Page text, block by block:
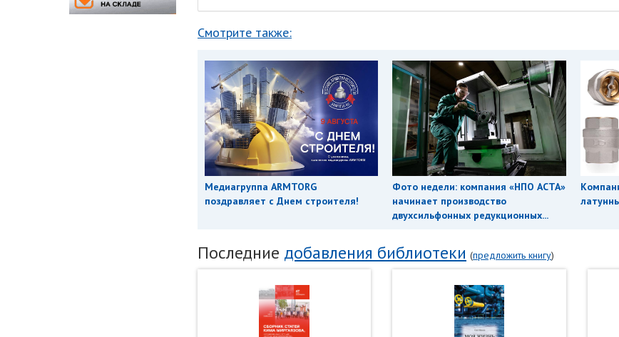
Смотрите также:
Медиагруппа ARMTORG
поздравляет с Днем строителя!
Фото недели: компания «НПО АСТА»
начинает производство
двухсильфонных редукционных...
Последние добавления библиотеки (предложить книгу)